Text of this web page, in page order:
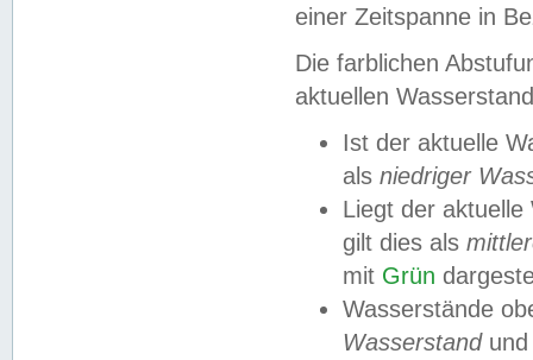
einer Zeitspanne in
Die farblichen
aktuellen
Ist der aktuelle
als niedriger
Liegt der
gilt dies als
mit Grün
Wasserstände
Wasserstandund